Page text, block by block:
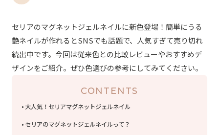
セリアのマグネットジェルネイルに新色登場！簡単にうる
艶ネイルが作れるとSNSでも話題で、人気すぎて売り切れ
続出中です。今回は従来色との比較レビューやおすすめデ
ザインをご紹介。ぜひ色選びの参考にしてみてください。
CONTENTS
大人気！セリアマグネットジェルネイル
セリアのマグネットジェルネイルって？